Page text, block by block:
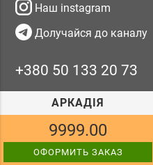
АРКАДІЯ
9999.00
ОФОРМИТЬ ЗАКАЗ
Наш instagram
Долучайся до каналу
+380 50 133 20 73
myfavoritedoors@gmail.com
© 2017—2026
межкомнатных